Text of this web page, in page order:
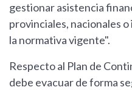
gestionar asistencia
provinciales, nacionales
la normativa vigente".
Respecto al Plan de
debe evacuar de forma